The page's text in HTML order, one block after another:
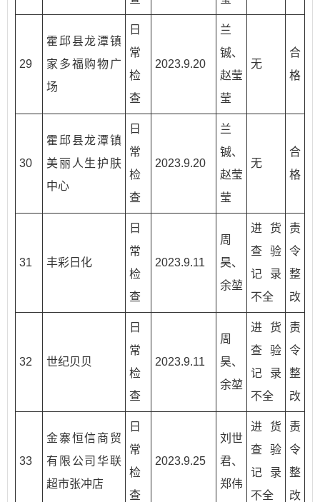
29
霍邱县龙潭镇
家多福购物广
场
日
常
检
查
2023.9.20
兰
铖、
赵莹
莹
无
合
格
30
霍邱县龙潭镇
美丽人生护肤
中心
日
常
检
查
2023.9.20
兰
铖、
赵莹
莹
无
合
格
31 丰彩日化
日
常
检
查
2023.9.11
周
昊、
余堃
进货
查验
记录
不全
责
令
整
改
32 世纪贝贝
日
常
检
查
2023.9.11
周
昊、
余堃
进货
查验
记录
不全
责
令
整
改
33
金寨恒信商贸
有限公司华联
超市张冲店
日
常
检
查
2023.9.25
刘世
君、
郑伟
进货
查验
记录
不全
责
令
整
改